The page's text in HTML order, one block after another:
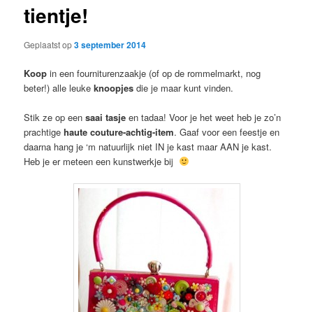
tientje!
Geplaatst op3 september 2014
Koop in een fourniturenzaakje (of op de rommelmarkt, nog
beter!) alle leukeknoopjes die je maar kunt vinden.
Stik ze op eensaai tasje en tadaa! Voor je het weet heb je zo’n
prachtigehaute couture-achtig-item. Gaaf voor een feestje en
daarna hang je ‘m natuurlijk niet IN je kast maar AAN je kast.
Heb je er meteen een kunstwerkje bij